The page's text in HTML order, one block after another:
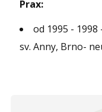
Prax:
od 1995 -
sv. Anny, Brno-